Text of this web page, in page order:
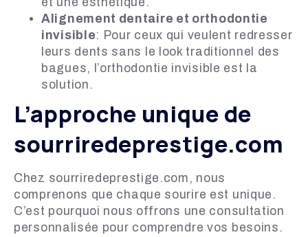
Alignement dentaire et orthodontie
invisible: Pour ceux qui veulent redresser
leurs dents sans le look traditionnel des
bagues, l’orthodontie invisible est la
solution.
L’approche unique de
sourriredeprestige.com
Chez sourriredeprestige.com, nous
comprenons que chaque sourire est unique.
C’est pourquoi nous offrons une consultation
personnalisée pour comprendre vos besoins.